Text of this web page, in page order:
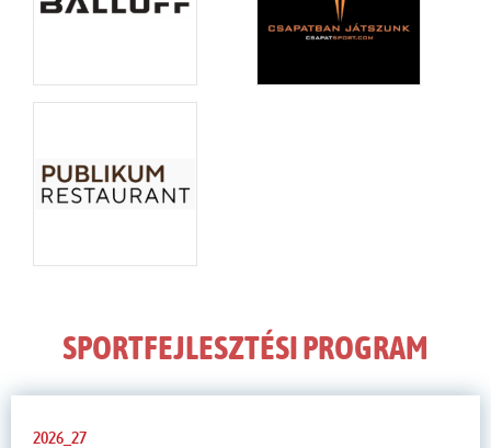
SPORTFEJLESZTÉSI PROGRAM
2026_27